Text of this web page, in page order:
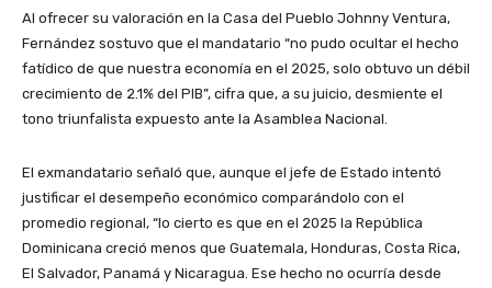
Al ofrecer su valoración en la Casa del Pueblo Johnny Ventura,
Fernández sostuvo que el mandatario “no pudo ocultar el hecho
fatídico de que nuestra economía en el 2025, solo obtuvo un débil
crecimiento de 2.1% del PIB”, cifra que, a su juicio, desmiente el
tono triunfalista expuesto ante la Asamblea Nacional.
El exmandatario señaló que, aunque el jefe de Estado intentó
justificar el desempeño económico comparándolo con el
promedio regional, “lo cierto es que en el 2025 la República
Dominicana creció menos que Guatemala, Honduras, Costa Rica,
El Salvador, Panamá y Nicaragua. Ese hecho no ocurría desde